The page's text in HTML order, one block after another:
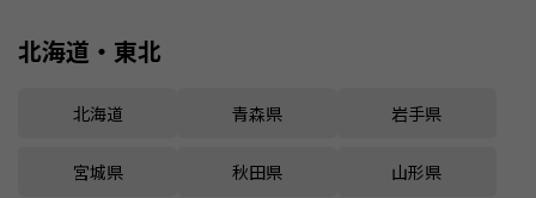
北海道・東北
北海道 青森県 岩手県
宮城県 秋田県 山形県